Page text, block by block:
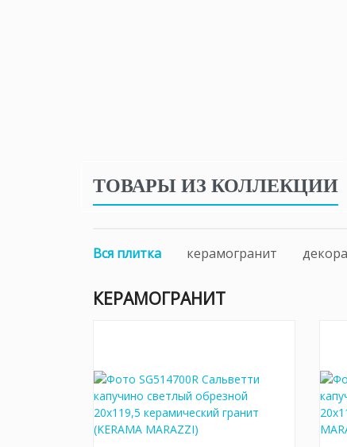
ТОВАРЫ ИЗ КОЛЛЕКЦИИ
Вся плитка керамогранит
КЕРАМОГРАНИТ